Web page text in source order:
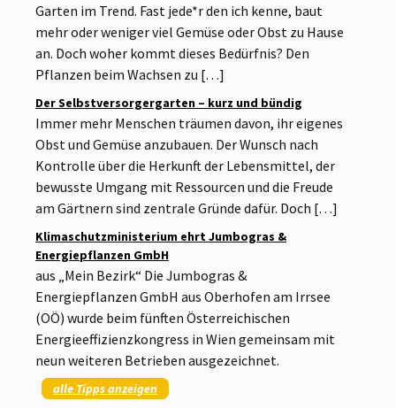
Garten im Trend. Fast jede*r den ich kenne, baut
mehr oder weniger viel Gemüse oder Obst zu Hause
an. Doch woher kommt dieses Bedürfnis? Den
Pflanzen beim Wachsen zu […]
Der Selbstversorgergarten – kurz und bündig
Immer mehr Menschen träumen davon, ihr eigenes
Obst und Gemüse anzubauen. Der Wunsch nach
Kontrolle über die Herkunft der Lebensmittel, der
bewusste Umgang mit Ressourcen und die Freude
am Gärtnern sind zentrale Gründe dafür. Doch […]
Klimaschutzministerium ehrt Jumbogras &
Energiepflanzen GmbH
aus „Mein Bezirk“ Die Jumbogras &
Energiepflanzen GmbH aus Oberhofen am Irrsee
(OÖ) wurde beim fünften Österreichischen
Energieeffizienzkongress in Wien gemeinsam mit
neun weiteren Betrieben ausgezeichnet.
alle Tipps anzeigen